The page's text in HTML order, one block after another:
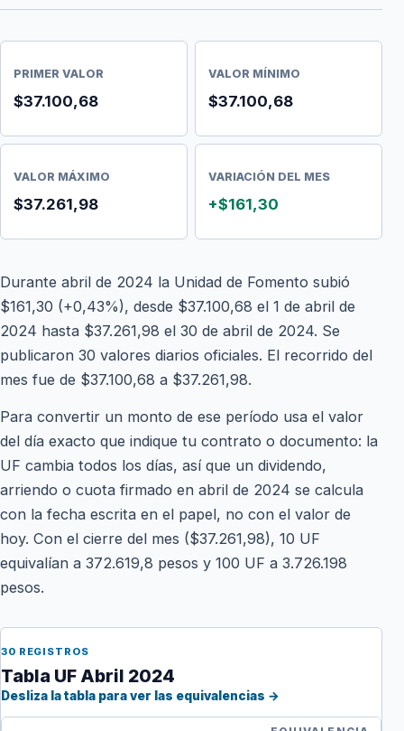
PRIMER VALOR
$37.100,68
VALOR MÍNIMO
$37.100,68
VALOR MÁXIMO
$37.261,98
VARIACIÓN DEL MES
+$161,30
Durante abril de 2024 la Unidad de Fomento subió
$161,30 (+0,43%), desde $37.100,68 el 1 de abril de
2024 hasta $37.261,98 el 30 de abril de 2024. Se
publicaron 30 valores diarios oficiales. El recorrido del
mes fue de $37.100,68 a $37.261,98.
Para convertir un monto de ese período usa el valor
del día exacto que indique tu contrato o documento: la
UF cambia todos los días, así que un dividendo,
arriendo o cuota firmado en abril de 2024 se calcula
con la fecha escrita en el papel, no con el valor de
hoy. Con el cierre del mes ($37.261,98), 10 UF
equivalían a 372.619,8 pesos y 100 UF a 3.726.198
pesos.
30 REGISTROS
Tabla UF Abril 2024
Desliza la tabla para ver las equivalencias →